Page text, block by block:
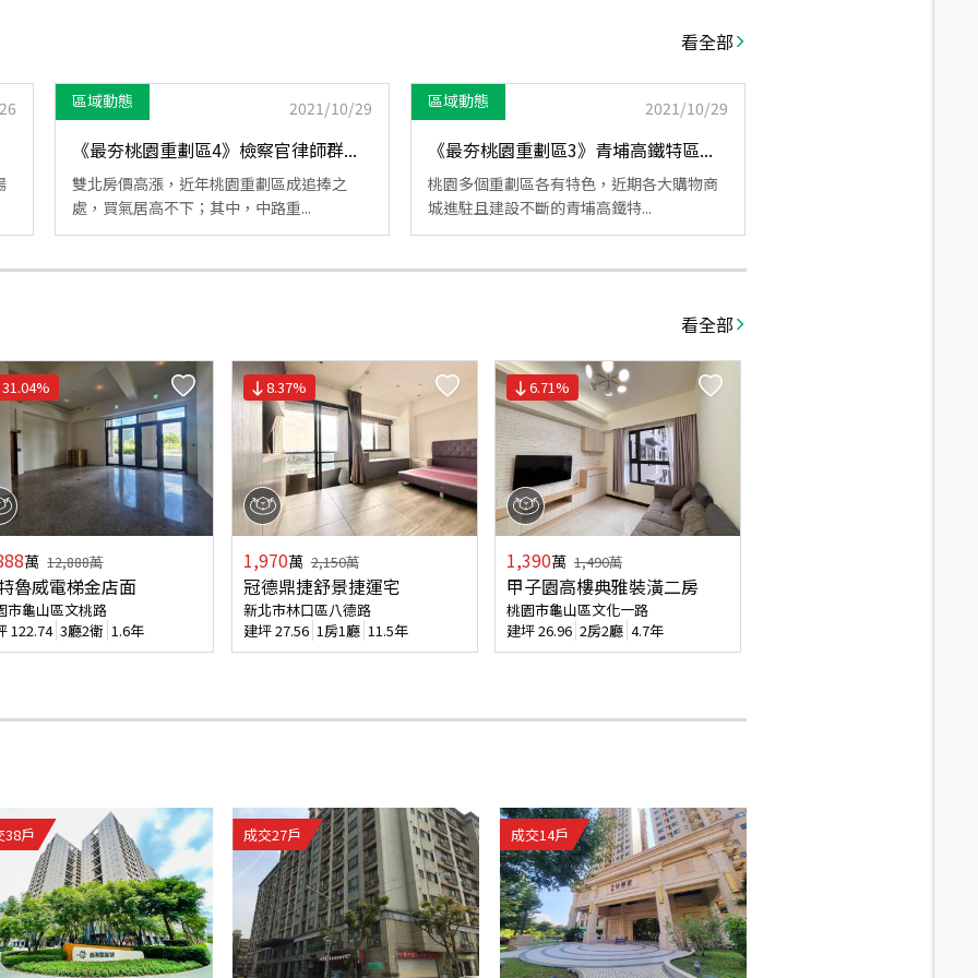
看全部
區域動態 2021/10/29
《最夯桃園重劃區4》檢察官律師群...
雙北房價高漲，近年桃園重劃區成追捧之
處，買氣居高不下；其中，中路重...
區域動態 2021/10/29
《最夯桃園重劃區3》青埔高鐵特區...
桃園多個重劃區各有特色，近期各大購物商
城進駐且建設不斷的青埔高鐵特...
看全部
31.04%
萬 12,888萬
魯威電梯金店面
市龜山區文桃路
122.74 3廳2衛 1.6年
8.37%
1,970萬 2,150萬
冠德鼎捷舒景捷運宅
新北市林口區八德路
建坪27.56 1房1廳 11.5年
6.71%
1,390萬 1,490萬
甲子園高樓典雅裝潢二房
桃園市龜山區文化一路
建坪26.96 2房2廳 4.7年
38戶 成交27戶 成交14戶